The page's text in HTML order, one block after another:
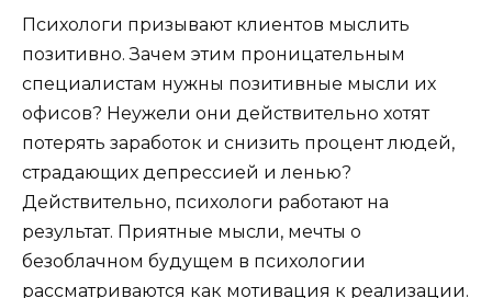
Психологи призывают клиентов мыслить
позитивно. Зачем этим проницательным
специалистам нужны позитивные мысли их
офисов? Неужели они действительно хотят
потерять заработок и снизить процент людей,
страдающих депрессией и ленью?
Действительно, психологи работают на
результат. Приятные мысли, мечты о
безоблачном будущем в психологии
рассматриваются как мотивация к реализации.